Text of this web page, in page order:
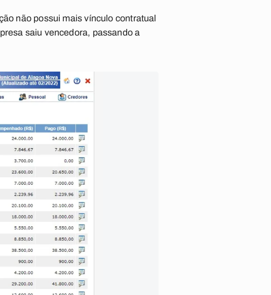
não possui mais vínculo contratual
saiu vencedora, passando a